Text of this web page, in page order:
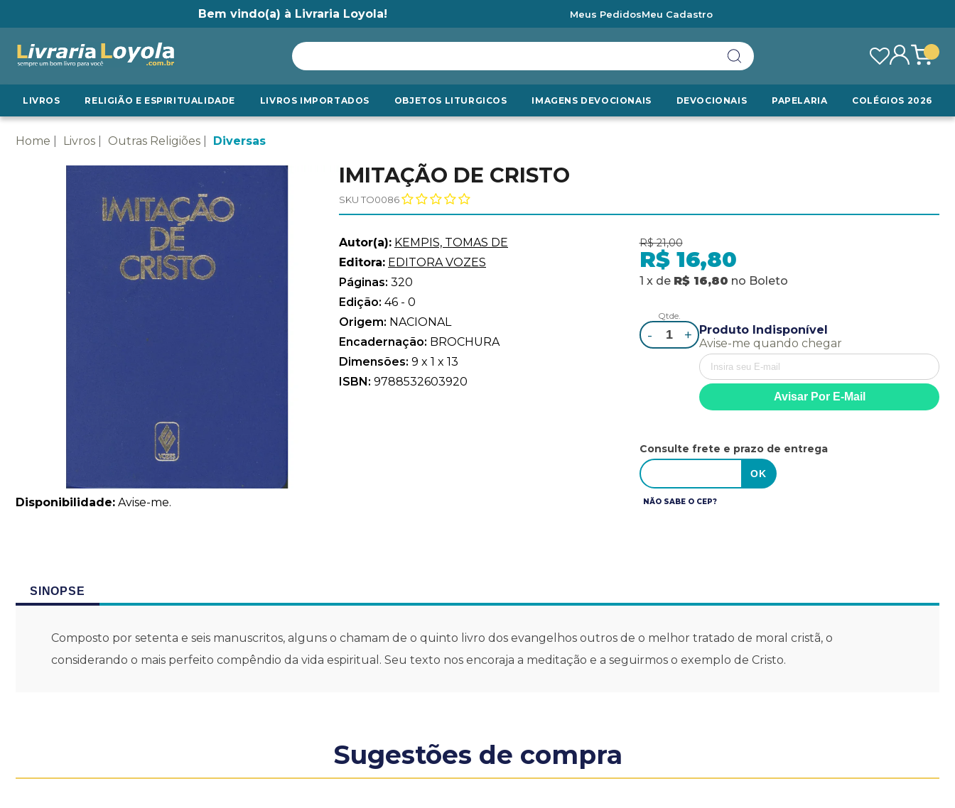
Bem vindo(a) à Livraria Loyola! Meus PedidosMeu Cadastro
LIVROS RELIGIÃO E ESPIRITUALIDADE LIVROS IMPORTADOS OBJETOS LITURGICOS IMAGENS DEVOCIONAIS DEVOCIONAIS PAPELARIA COLÉGIOS 2026
Home Livros Outras Religiões Diversas
Disponibilidade: Avise-me.
IMITAÇÃO DE CRISTO
SKU TO0086
Autor(a): KEMPIS, TOMAS DE
Editora: EDITORA VOZES
Páginas: 320
Edição: 46 - 0
Origem: NACIONAL
Encadernação: BROCHURA
Dimensões: 9 x 1 x 13
ISBN: 9788532603920
R$ 21,00
R$ 16,80
1 x de R$ 16,80 no Boleto
Qtde.
- +
Produto Indisponível
Avise-me quando chegar
Consulte frete e prazo de entrega
NÃO SABE O CEP?
SINOPSE
Composto por setenta e seis manuscritos, alguns o chamam de o quinto livro dos evangelhos outros de o melhor tratado de moral cristã, o
considerando o mais perfeito compêndio da vida espiritual. Seu texto nos encoraja a meditação e a seguirmos o exemplo de Cristo.
Sugestões de compra